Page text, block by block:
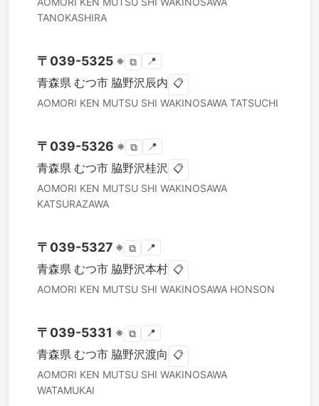
TANOKASHIRA
〒 039-5325 ※ ⧉ 📍
青森県 むつ市 脇野沢辰内 📋
AOMORI KEN MUTSU SHI WAKINOSAWA TATSUCHI
〒 039-5326 ※ ⧉ 📍
青森県 むつ市 脇野沢桂沢 📋
AOMORI KEN MUTSU SHI WAKINOSAWA
KATSURAZAWA
〒 039-5327 ※ ⧉ 📍
青森県 むつ市 脇野沢本村 📋
AOMORI KEN MUTSU SHI WAKINOSAWA HONSON
〒 039-5331 ※ ⧉ 📍
青森県 むつ市 脇野沢渡向 📋
AOMORI KEN MUTSU SHI WAKINOSAWA
WATAMUKAI